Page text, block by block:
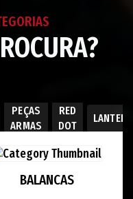
PEÇAS
ARMAS
RED
DOT
BALANCAS